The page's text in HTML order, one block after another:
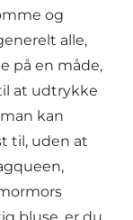
og
alle,
på en måde,
at udtrykke
kan
til, uden at